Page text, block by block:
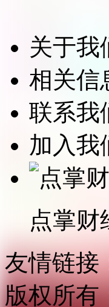
关于我
相关信
联系我
加入我
点掌财
友情链接
版权所有